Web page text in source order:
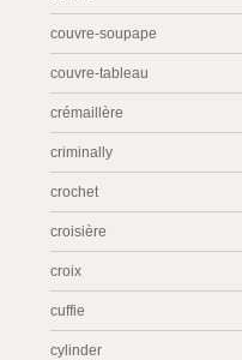
couvre-soupape
couvre-tableau
crémaillère
criminally
crochet
croisière
croix
cuffie
cylinder